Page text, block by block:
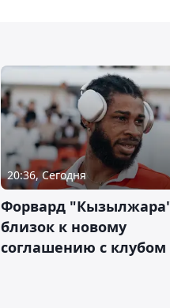
20:36, Сегодня
Форвард
близок к новому
соглашению с клубом